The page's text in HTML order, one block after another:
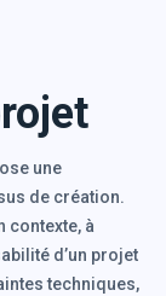
une
de création.
contexte, à
d’un projet
techniques,